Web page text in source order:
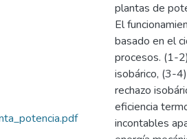
plantas de
El
basado en el
procesos. (1-
isobárico, (3-
rechazo
eficiencia
incontables